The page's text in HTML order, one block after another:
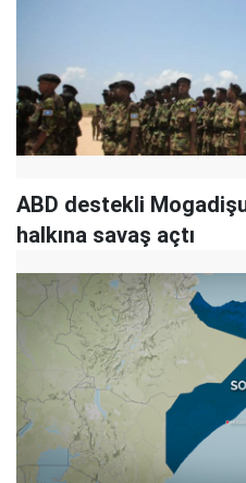
ABD destekli
halkına savaş açtı